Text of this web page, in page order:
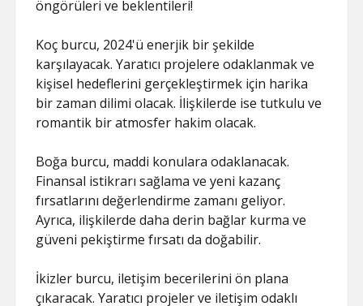
öngörüleri ve beklentileri!
Koç burcu, 2024'ü enerjik bir şekilde
karşılayacak. Yaratıcı projelere odaklanmak ve
kişisel hedeflerini gerçekleştirmek için harika
bir zaman dilimi olacak. İlişkilerde ise tutkulu ve
romantik bir atmosfer hakim olacak.
Boğa burcu, maddi konulara odaklanacak.
Finansal istikrarı sağlama ve yeni kazanç
fırsatlarını değerlendirme zamanı geliyor.
Ayrıca, ilişkilerde daha derin bağlar kurma ve
güveni pekiştirme fırsatı da doğabilir.
İkizler burcu, iletişim becerilerini ön plana
çıkaracak. Yaratıcı projeler ve iletişim odaklı